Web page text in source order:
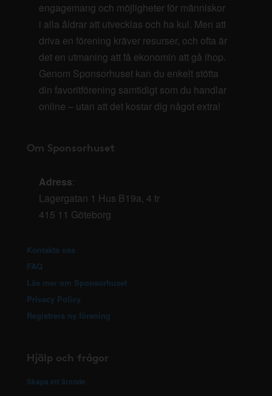
engagemang och möjligheter för människor
i alla åldrar att utvecklas och ha kul. Men att
driva en förening kräver resurser, och ofta är
det en utmaning att få ekonomin att gå ihop.
Genom Sponsorhuset kan du enkelt stötta
din favoritförening samtidigt som du handlar
online – utan att det kostar dig något extra!
Om Sponsorhuset
Adress:
Lagergatan 1 Hus B19a, 4 tr
415 11 Göteborg
Kontakta oss
FAQ
Läs mer om Sponsorhuset
Privacy Policy
Registrera ny förening
Hjälp och frågor
Skapa ett ärende